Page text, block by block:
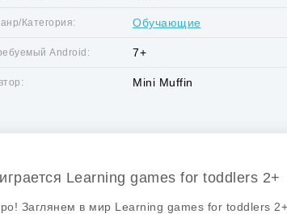
Категория: Обучающие
Android: 7+
Mini Muffin
Learning games for toddlers 2+
Заглянем в мир Learning games for toddlers